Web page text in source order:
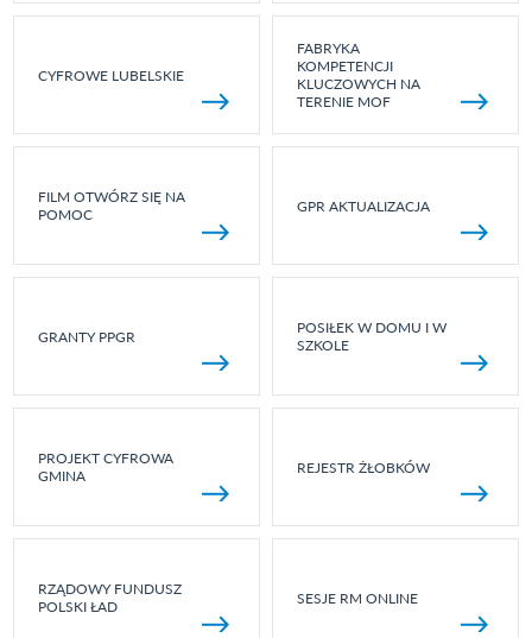
CYFROWE LUBELSKIE
FABRYKA
KOMPETENCJI
KLUCZOWYCH NA
TERENIE MOF
FILM OTWÓRZ SIĘ NA
POMOC
GPR AKTUALIZACJA
GRANTY PPGR
POSIŁEK W DOMU I W
SZKOLE
PROJEKT CYFROWA
GMINA
REJESTR ŻŁOBKÓW
RZĄDOWY FUNDUSZ
POLSKI ŁAD
SESJE RM ONLINE